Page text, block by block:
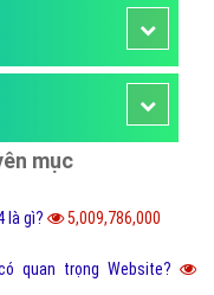
mục
là gì? 5,009,786,000
quan trọng Website?